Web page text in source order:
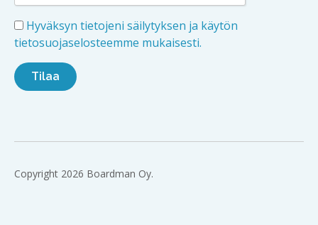
Hyväksyn tietojeni säilytyksen ja käytön
tietosuojaselosteemme mukaisesti.
Copyright 2026 Boardman Oy.